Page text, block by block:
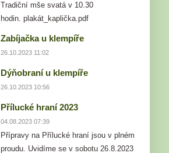
Tradiční mše svatá v 10.30
hodin. plakát_kaplička.pdf
Zabíjačka u klempíře
26.10.2023 11:02
Dýňobraní u klempíře
26.10.2023 10:56
Přílucké hraní 2023
04.08.2023 07:39
Přípravy na Přílucké hraní jsou v plném
proudu. Uvidíme se v sobotu 26.8.2023